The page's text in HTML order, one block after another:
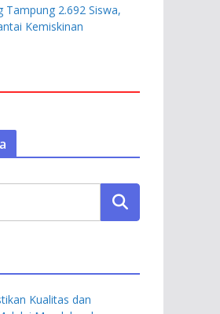
Tampung 2.692 Siswa,
Kemiskinan
Kualitas dan